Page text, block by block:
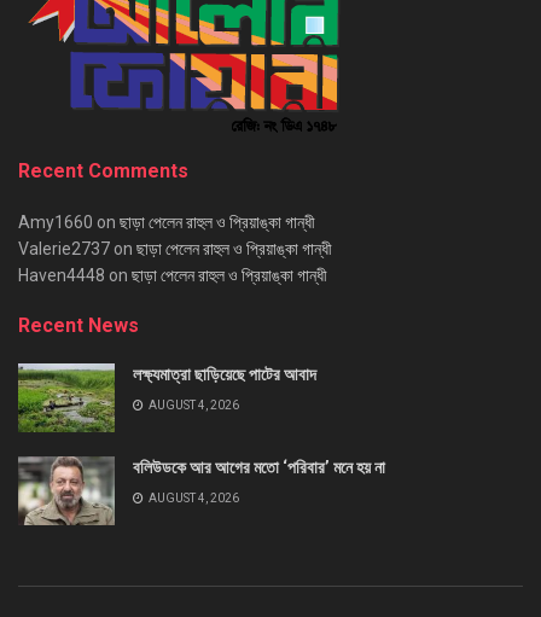
Recent Comments
Amy1660 on ছাড়া পেলেন রাহুল ও প্রিয়াঙ্কা গান্ধী
Valerie2737 on ছাড়া পেলেন রাহুল ও প্রিয়াঙ্কা গান্ধী
Haven4448 on ছাড়া পেলেন রাহুল ও প্রিয়াঙ্কা গান্ধী
Recent News
লক্ষ্যমাত্রা ছাড়িয়েছে পাটের আবাদ
AUGUST 4, 2026
বলিউডকে আর আগের মতো ‘পরিবার’ মনে হয় না
AUGUST 4, 2026